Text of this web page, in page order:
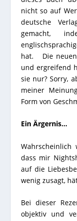
nicht so auf
deutsche
gemacht,
hat. Die neuen
und ergreifend
sie nur? Sorry,
meiner
Form von
Ein Ärgernis…
Wahrscheinlich
dass mir
auf die
wenig zusagt,
Bei dieser
objektiv und